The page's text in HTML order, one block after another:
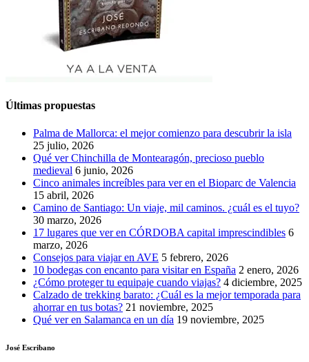
Últimas propuestas
Palma de Mallorca: el mejor comienzo para descubrir la isla
25 julio, 2026
Qué ver Chinchilla de Montearagón, precioso pueblo
medieval 6 junio, 2026
Cinco animales increíbles para ver en el Bioparc de Valencia
15 abril, 2026
Camino de Santiago: Un viaje, mil caminos. ¿cuál es el tuyo?
30 marzo, 2026
17 lugares que ver en CÓRDOBA capital imprescindibles 6
marzo, 2026
Consejos para viajar en AVE 5 febrero, 2026
10 bodegas con encanto para visitar en España 2 enero, 2026
¿Cómo proteger tu equipaje cuando viajas? 4 diciembre, 2025
Calzado de trekking barato: ¿Cuál es la mejor temporada para
ahorrar en tus botas? 21 noviembre, 2025
Qué ver en Salamanca en un día 19 noviembre, 2025
José Escribano